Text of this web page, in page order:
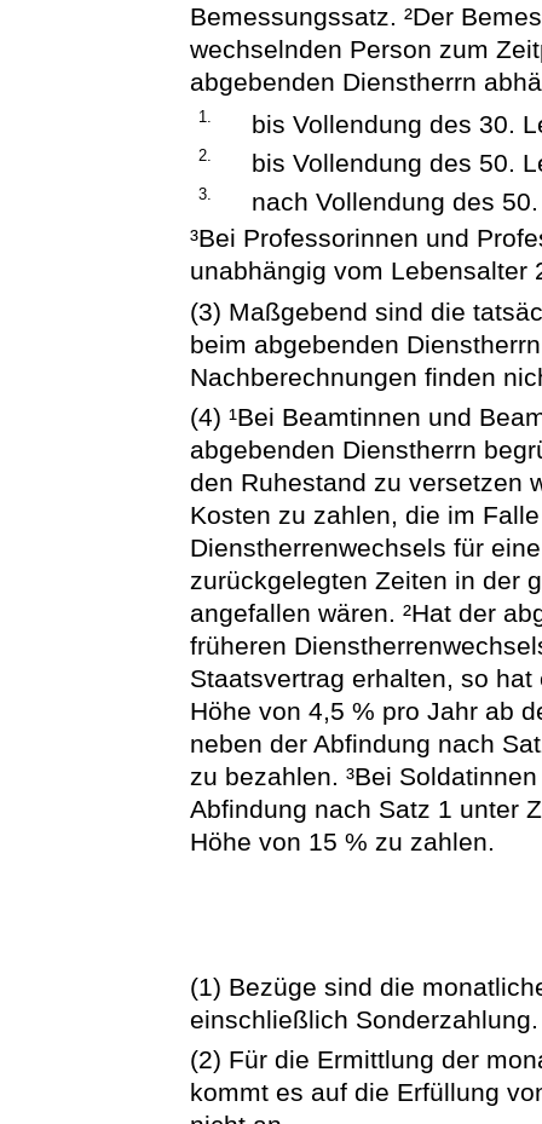
Bemessungssatz. ²Der
wechselnden Person zum
abgebenden Dienstherrn
1. bis Vollendung des 30.
2. bis Vollendung des 50.
3.
nach Vollendung des
³Bei Professorinnen und
unabhängig vom Lebensalter
(3) Maßgebend sind die
beim abgebenden
Nachberechnungen finden
(4) ¹Bei Beamtinnen und
abgebenden Dienstherrn
den Ruhestand zu versetzen
Kosten zu zahlen, die im
Dienstherrenwechsels für
zurückgelegten Zeiten in der
angefallen wären. ²Hat der
früheren
Staatsvertrag erhalten, so
Höhe von 4,5 % pro Jahr ab
neben der Abfindung nach
zu bezahlen. ³Bei
Abfindung nach Satz 1 unter
Höhe von 15 % zu zahlen.
(1) Bezüge sind die
einschließlich Sonderzahlung.
(2) Für die Ermittlung der
kommt es auf die Erfüllung